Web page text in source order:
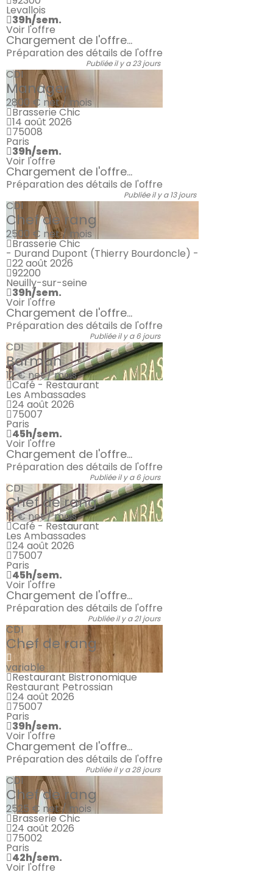
Levallois
39h/sem.
Voir l'offre
Chargement de l'offre...
Préparation des détails de l'offre
Publiée il y a 23 jours
CDI
Manager
2800 € net / mois
Brasserie Chic
14 août 2026
75008
Paris
39h/sem.
Voir l'offre
Chargement de l'offre...
Préparation des détails de l'offre
Publiée il y a 13 jours
CDI
Chef de rang
2500 € net / mois
Brasserie Chic
- Durand Dupont (Thierry Bourdoncle) -
22 août 2026
92200
Neuilly-sur-seine
39h/sem.
Voir l'offre
Chargement de l'offre...
Préparation des détails de l'offre
Publiée il y a 6 jours
CDI
Barman
12 €net / mois
Café - Restaurant
Les Ambassades
24 août 2026
75007
Paris
45h/sem.
Voir l'offre
Chargement de l'offre...
Préparation des détails de l'offre
Publiée il y a 6 jours
CDI
Chef de rang
13 €net / mois
Café - Restaurant
Les Ambassades
24 août 2026
75007
Paris
45h/sem.
Voir l'offre
Chargement de l'offre...
Préparation des détails de l'offre
Publiée il y a 21 jours
CDI
Chef de rang
variable
Restaurant Bistronomique
Restaurant Petrossian
24 août 2026
75007
Paris
39h/sem.
Voir l'offre
Chargement de l'offre...
Préparation des détails de l'offre
Publiée il y a 28 jours
CDI
Chef de rang
2525 € net / mois
Brasserie Chic
24 août 2026
75002
Paris
42h/sem.
Voir l'offre